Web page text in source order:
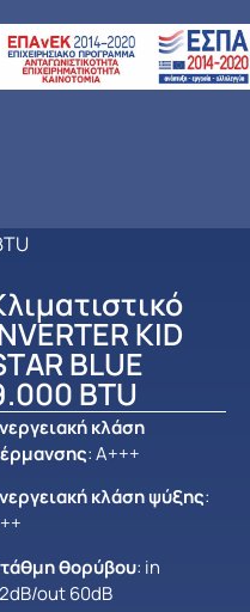
KID
BLUE
BTU
κλάση
: Α+++
κλάση ψύξης:
θορύβου: in
out 60dB